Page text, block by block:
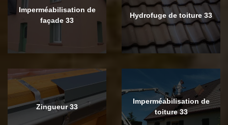
Imperméabilisation de
façade 33
Hydrofuge de toiture 33
Zingueur 33
Imperméabilisation de
toiture 33